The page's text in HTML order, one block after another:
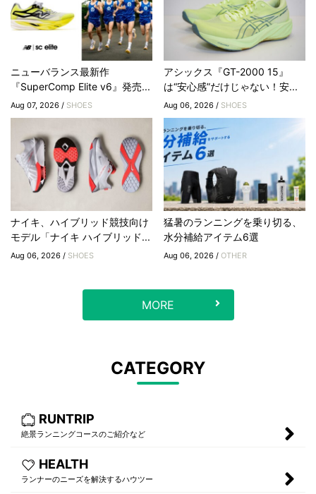
ニューバランス最新作
『SuperComp Elite v6』発売...
Aug 07, 2026 / SHOES
アシックス『GT-2000 15』
は“安心感”だけじゃない！安...
Aug 06, 2026 / SHOES
ナイキ、ハイブリッド競技向け
モデル「ナイキ ハイブリッド...
Aug 06, 2026 / SHOES
猛暑のランニングを乗り切る、
水分補給アイテム6選
Aug 06, 2026 / OTHER
MORE
CATEGORY
RUNTRIP
絶景ランニングコースのご紹介など
HEALTH
ランナーのニーズを解決するハウツー